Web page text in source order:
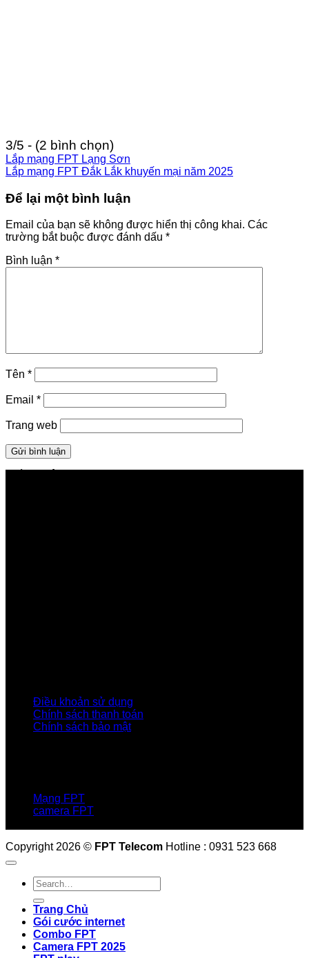
3/5 - (2 bình chọn)
Lắp mạng FPT Lạng Sơn
Lắp mạng FPT Đắk Lắk khuyến mại năm 2025
Để lại một bình luận
Email của bạn sẽ không được hiển thị công khai. Các
trường bắt buộc được đánh dấu *
Bình luận *
Tên *
Email *
Trang web
Điều khoản sử dụng
Chính sách thanh toán
Chính sách bảo mật
Mạng FPT
camera FPT
Copyright 2026 © FPT Telecom Hotline : 0931 523 668
Trang Chủ
Gói cước internet
Combo FPT
Camera FPT 2025